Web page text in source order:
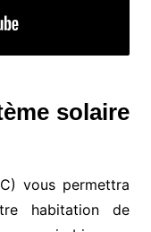
solaire
vous permettra
habitation de